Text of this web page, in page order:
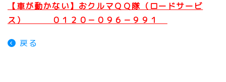
【車が動かない】おクルマＱＱ隊（ロードサービ
ス） ０１２０－０９６－９９１
戻る